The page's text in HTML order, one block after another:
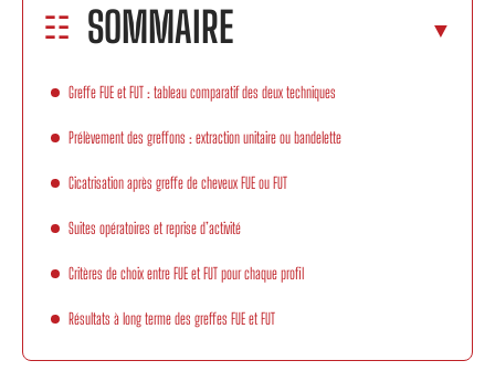
SOMMAIRE
Greffe FUE et FUT : tableau comparatif des deux techniques
Prélèvement des greffons : extraction unitaire ou bandelette
Cicatrisation après greffe de cheveux FUE ou FUT
Suites opératoires et reprise d’activité
Critères de choix entre FUE et FUT pour chaque profil
Résultats à long terme des greffes FUE et FUT